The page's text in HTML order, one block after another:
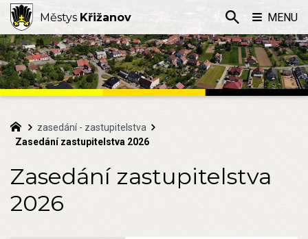
zasedání - zastupitelstva
Zasedání zastupitelstva 2026
Zasedání zastupitelstva
2026
Městys Křižanov MENU